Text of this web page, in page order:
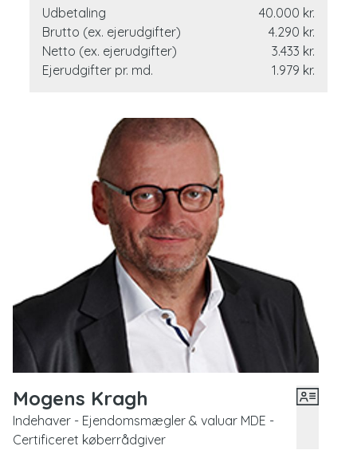
Udbetaling
40.000 kr.
Brutto (ex. ejerudgifter)
4.290 kr.
Netto (ex. ejerudgifter)
3.433 kr.
Ejerudgifter pr. md.
1.979 kr.
Mogens Kragh
Indehaver - Ejendomsmægler & valuar MDE -
Certificeret køberrådgiver